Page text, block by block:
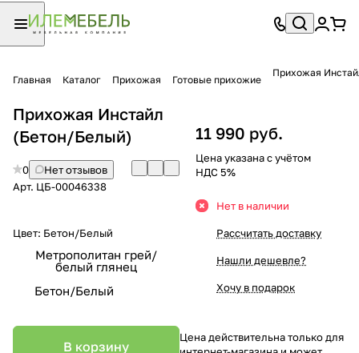
Главная Каталог Прихожая Готовые прихожие
Прихожая
Прихожая Инстайл
(Бетон/Белый)
0
Нет отзывов
Арт. ЦБ-00046338
Цвет: Бетон/Белый
Метрополитан грей/
белый глянец
Бетон/Белый
В корзину
11 990 руб.
Цена указана с учётом
НДС 5%
Нет в наличии
Рассчитать доставку
Нашли дешевле?
Хочу в подарок
Цена действительна только для